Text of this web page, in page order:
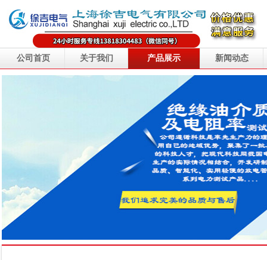
公司首页 关于我们 产品展示 新闻动态